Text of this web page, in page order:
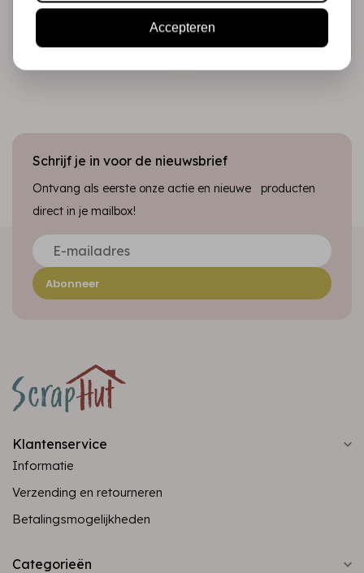
€11,95 Op voorraad €11,95 Op voorraad
Schrijf je in voor de nieuwsbrief
Ontvang als eerste onze actie en nieuwe producten
direct in je mailbox!
Abonneer
Klantenservice
Informatie
Verzending en retourneren
Betalingsmogelijkheden
Categorieën
Accepteren